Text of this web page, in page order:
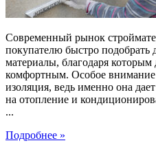
Современный рынок
покупателю быстро подобрать
материалы, благодаря
комфортным. Особое внимание
изоляция, ведь именно она
на отопление и
...
Подробнее »